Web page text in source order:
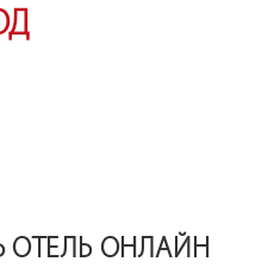
ОТЕЛЬ ОНЛАЙН